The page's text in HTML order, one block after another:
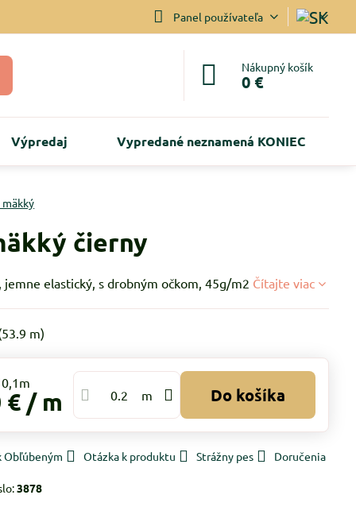
Panel používateľa
Nákupný košík
0 €
Výpredaj Vypredané neznamená KONIEC
mäkký
čierny
jemne elastický, s drobným očkom, 45g/m2 Čítajte viac
53.9 m)
€ / m m Do košíka
Obľúbeným Otázka k produktu Strážny pes Doručenia
3878